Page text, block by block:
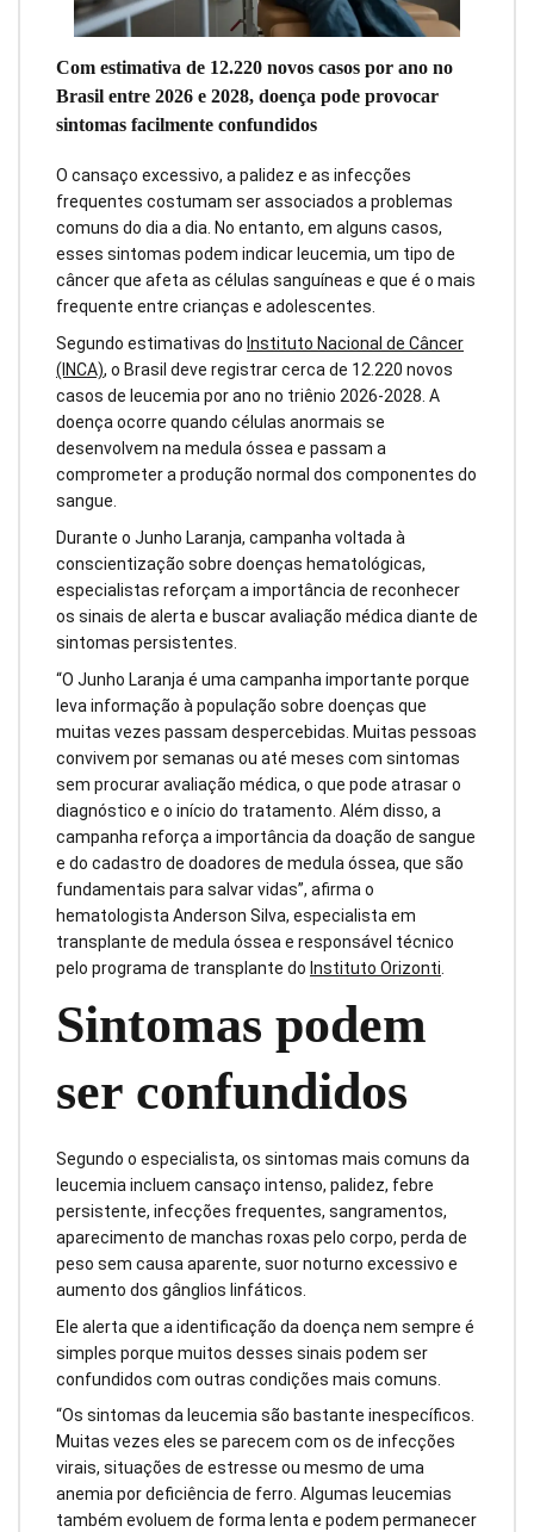
Com estimativa de 12.220 novos casos por ano no
Brasil entre 2026 e 2028, doença pode provocar
sintomas facilmente confundidos
O cansaço excessivo, a palidez e as infecções
frequentes costumam ser associados a problemas
comuns do dia a dia. No entanto, em alguns casos,
esses sintomas podem indicar leucemia, um tipo de
câncer que afeta as células sanguíneas e que é o mais
frequente entre crianças e adolescentes.
Segundo estimativas do Instituto Nacional de Câncer
(INCA), o Brasil deve registrar cerca de 12.220 novos
casos de leucemia por ano no triênio 2026-2028. A
doença ocorre quando células anormais se
desenvolvem na medula óssea e passam a
comprometer a produção normal dos componentes do
sangue.
Durante o Junho Laranja, campanha voltada à
conscientização sobre doenças hematológicas,
especialistas reforçam a importância de reconhecer
os sinais de alerta e buscar avaliação médica diante de
sintomas persistentes.
“O Junho Laranja é uma campanha importante porque
leva informação à população sobre doenças que
muitas vezes passam despercebidas. Muitas pessoas
convivem por semanas ou até meses com sintomas
sem procurar avaliação médica, o que pode atrasar o
diagnóstico e o início do tratamento. Além disso, a
campanha reforça a importância da doação de sangue
e do cadastro de doadores de medula óssea, que são
fundamentais para salvar vidas”, afirma o
hematologista Anderson Silva, especialista em
transplante de medula óssea e responsável técnico
pelo programa de transplante do Instituto Orizonti
Sintomas podem
ser confundidos
Segundo o especialista, os sintomas mais comuns da
leucemia incluem cansaço intenso, palidez, febre
persistente, infecções frequentes, sangramentos,
aparecimento de manchas roxas pelo corpo, perda de
peso sem causa aparente, suor noturno excessivo e
aumento dos gânglios linfáticos.
Ele alerta que a identificação da doença nem sempre é
simples porque muitos desses sinais podem ser
confundidos com outras condições mais comuns.
“Os sintomas da leucemia são bastante inespecíficos.
Muitas vezes eles se parecem com os de infecções
virais, situações de estresse ou mesmo de uma
anemia por deficiência de ferro. Algumas leucemias
também evoluem de forma lenta e podem permanecer